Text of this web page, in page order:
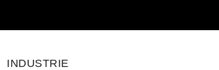
INDUSTRIE